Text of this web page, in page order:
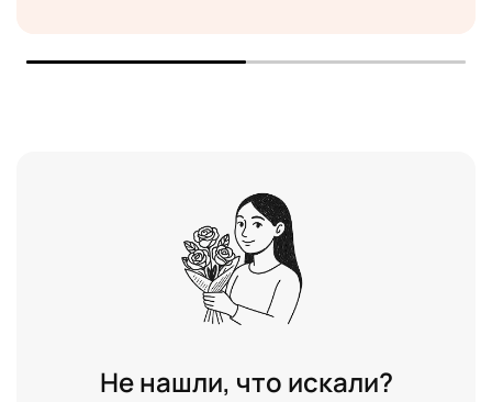
Не нашли, что искали?